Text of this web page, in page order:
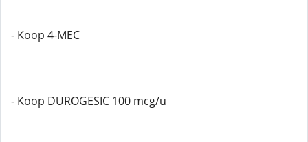
- Koop 4-MEC
- Koop DUROGESIC 100 mcg/u